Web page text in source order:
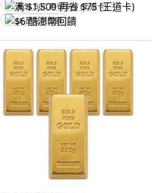
满 $1,500 再省 $75 (王道卡)
$6 酷澎幣回饋